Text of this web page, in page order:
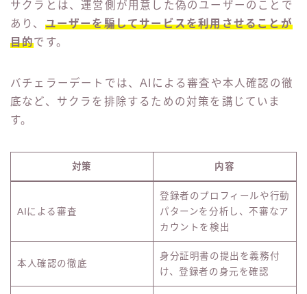
サクラとは、運営側が用意した偽のユーザーのことで
あり、 ユーザーを騙してサービスを利用させることが
目的です。
バチェラーデートでは、AIによる審査や本人確認の徹
底など、サクラを排除するための対策を講じていま
す。
対策 内容
AIによる審査
登録者のプロフィールや行動
パターンを分析し、不審なア
カウントを検出
本人確認の徹底
身分証明書の提出を義務付
け、登録者の身元を確認